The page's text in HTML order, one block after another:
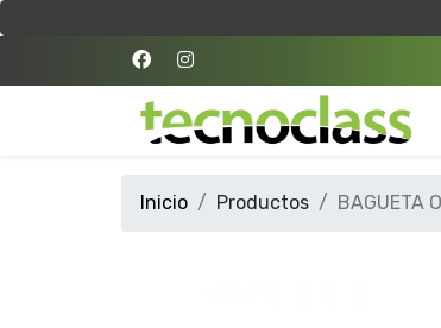
Inicio Productos BAGUETA